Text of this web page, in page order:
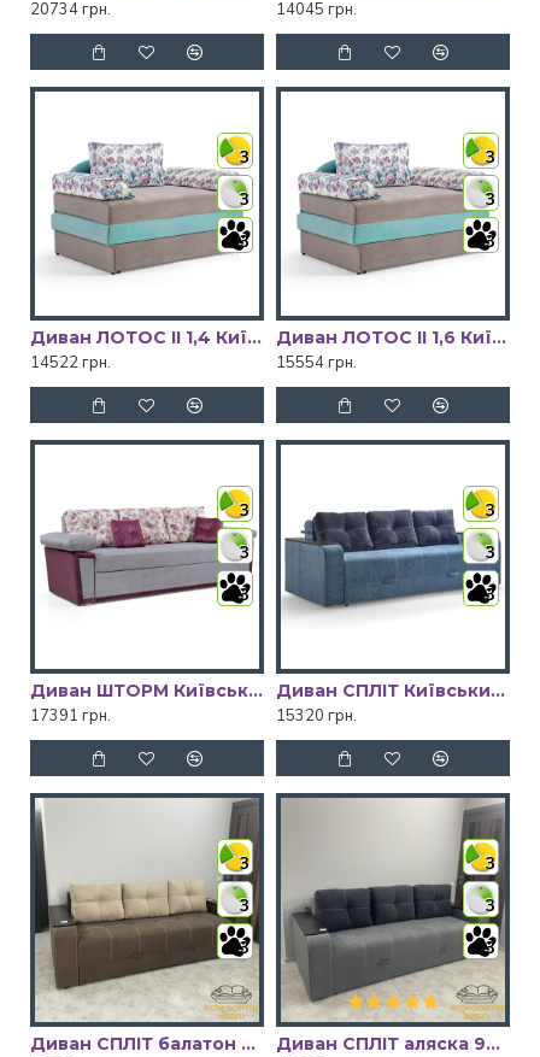
20734 грн.
14045 грн.
3
3
3
Диван ЛОТОС ІІ 1,4 Київський Стандарт
14522 грн.
3
3
3
Диван ЛОТОС ІІ 1,6 Київський Стандарт
15554 грн.
3
3
3
Диван ШТОРМ Київський Стандарт
17391 грн.
3
3
3
Диван СПЛІТ Київський Стандарт
15320 грн.
3
3
3
Диван СПЛІТ балатон 28/балатон 06 Київський Стандарт
3
3
3
Диван СПЛІТ аляска 93/аляска 10 Київський Стандарт